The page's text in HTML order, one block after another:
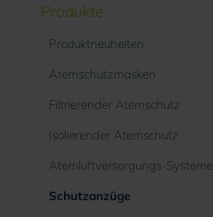
Produkte
Produktneuheiten
Atemschutzmasken
Filtrierender Atemschutz
Isolierender Atemschutz
Atemluftversorgungs-Systeme
Schutzanzüge